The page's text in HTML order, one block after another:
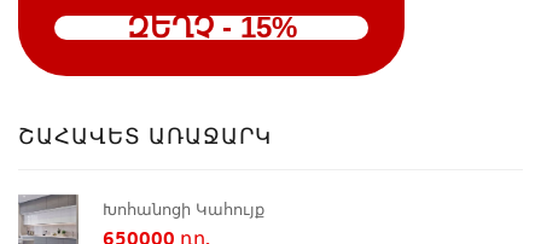
ԶԵՂՉ - 15%
ՇԱՀԱՎԵՏ ԱՌԱՋԱՐԿ
Խոհանոցի Կահույք